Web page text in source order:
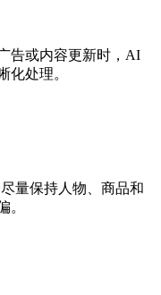
告或内容更新时，AI
化处理。
量保持人物、商品和
。